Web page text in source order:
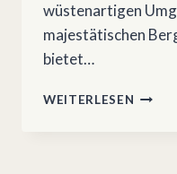
wüstenartigen
majestätischen
bietet…
WEITERLESEN HOW